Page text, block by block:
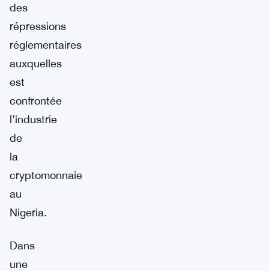
des
répressions
réglementaires
auxquelles
est
confrontée
l’industrie
de
la
cryptomonnaie
au
Nigeria.
Dans
une